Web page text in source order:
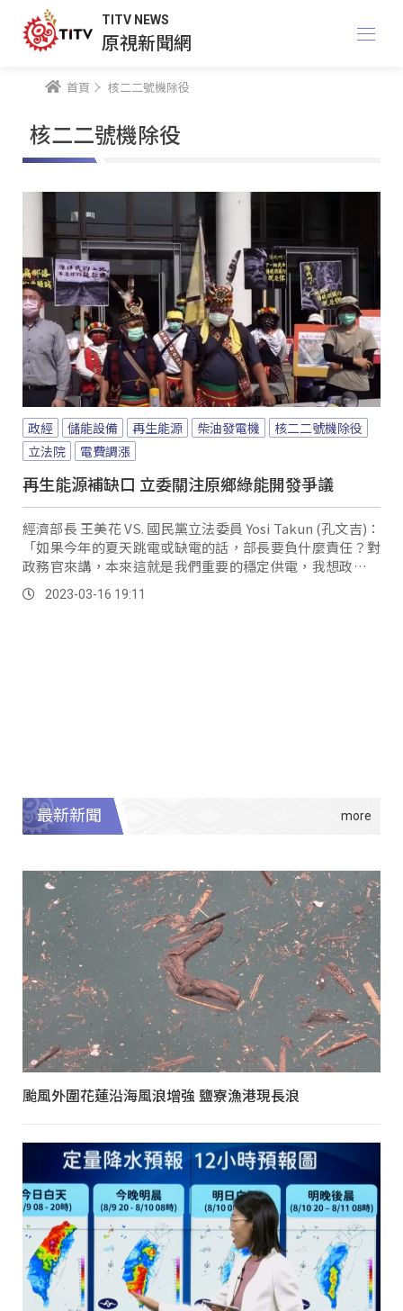
TITV NEWS
原視新聞網
首頁 核二二號機除役
核二二號機除役
政經 儲能設備 再生能源 柴油發電機
核二二號機除役
立法院
電費調漲
再生能源補缺口 立委關注原鄉綠能開發爭議
經濟部長 王美花 VS. 國民黨立法委員 Yosi Takun (孔文吉)：
「如果今年的夏天跳電或缺電的話，部長要負什麼責任？對
政務官來講，本來這就是我們重要的穩定供電，我想政務官
當然會有自己的責任考量。
2023-03-16 19:11
最新新聞
颱風外圍花蓮沿海風浪增強 鹽寮漁港現長浪